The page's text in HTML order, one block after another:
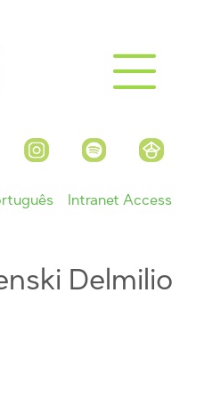
Intranet Access
Delmilio